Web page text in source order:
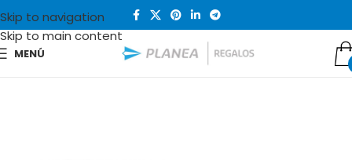
Skip to navigation
Skip to main content
MENÚ